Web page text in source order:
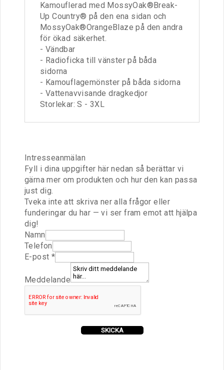
Kamouflerad med MossyOak®Break-
Up Country® på den ena sidan och
MossyOak®OrangeBlaze på den andra
för ökad säkerhet.
- Vändbar
- Radioficka till vänster på båda
sidorna
- Kamouflagemönster på båda sidorna
- Vattenavvisande dragkedjor
Storlekar: S - 3XL
Intresseanmälan
Fyll i dina uppgifter här nedan så berättar vi
gärna mer om produkten och hur den kan passa
just dig.
Tveka inte att skriva ner alla frågor eller
funderingar du har — vi ser fram emot att hjälpa
dig!
N
a
m
a
Namn
Telefon
E-post *
Meddelande
SKICKA